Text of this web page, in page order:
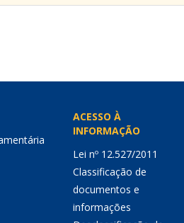
ACESSO À
INFORMAÇÃO
Lei nº 12.527/2011
Classificação de
documentos e
informações